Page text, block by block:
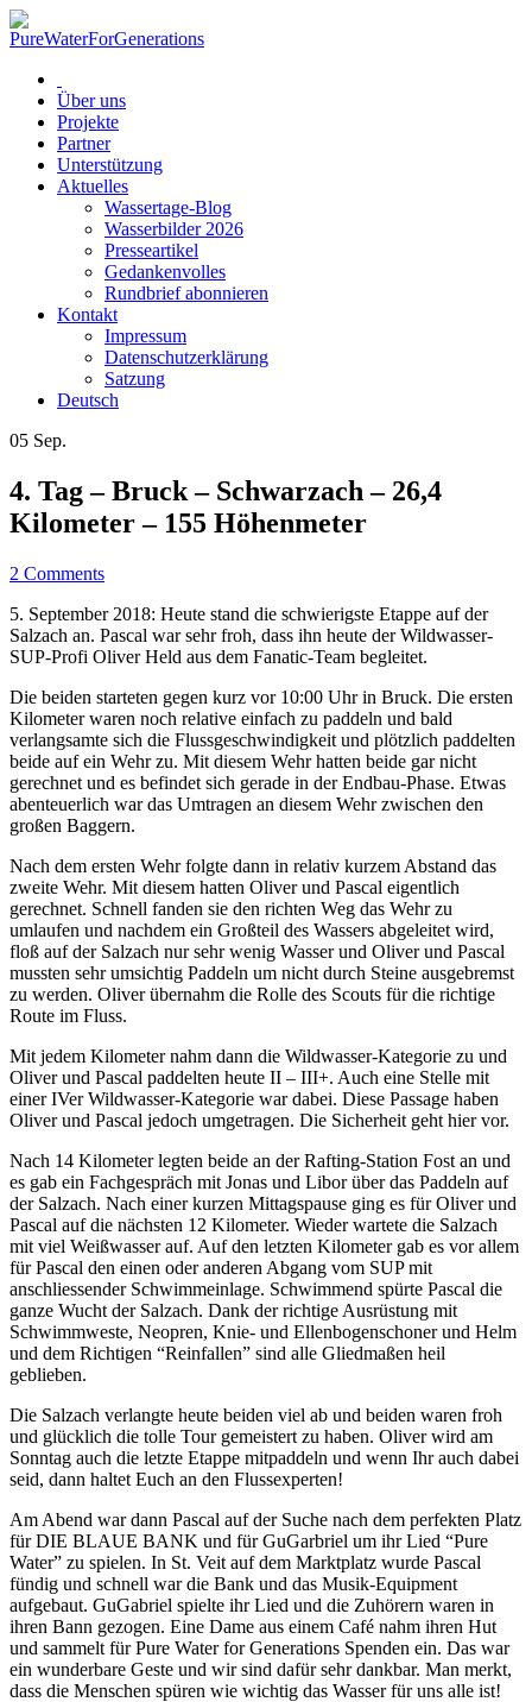
Über uns
Projekte
Partner
Unterstützung
Aktuelles
Wassertage-Blog
Wasserbilder 2026
Presseartikel
Gedankenvolles
Rundbrief abonnieren
Kontakt
Impressum
Datenschutzerklärung
Satzung
Deutsch
05 Sep.
4. Tag – Bruck – Schwarzach – 26,4
Kilometer – 155 Höhenmeter
2 Comments
5. September 2018: Heute stand die schwierigste Etappe auf der
Salzach an. Pascal war sehr froh, dass ihn heute der Wildwasser-
SUP-Profi Oliver Held aus dem Fanatic-Team begleitet.
Die beiden starteten gegen kurz vor 10:00 Uhr in Bruck. Die ersten
Kilometer waren noch relative einfach zu paddeln und bald
verlangsamte sich die Flussgeschwindigkeit und plötzlich paddelten
beide auf ein Wehr zu. Mit diesem Wehr hatten beide gar nicht
gerechnet und es befindet sich gerade in der Endbau-Phase. Etwas
abenteuerlich war das Umtragen an diesem Wehr zwischen den
großen Baggern.
Nach dem ersten Wehr folgte dann in relativ kurzem Abstand das
zweite Wehr. Mit diesem hatten Oliver und Pascal eigentlich
gerechnet. Schnell fanden sie den richten Weg das Wehr zu
umlaufen und nachdem ein Großteil des Wassers abgeleitet wird,
floß auf der Salzach nur sehr wenig Wasser und Oliver und Pascal
mussten sehr umsichtig Paddeln um nicht durch Steine ausgebremst
zu werden. Oliver übernahm die Rolle des Scouts für die richtige
Route im Fluss.
Mit jedem Kilometer nahm dann die Wildwasser-Kategorie zu und
Oliver und Pascal paddelten heute II – III+. Auch eine Stelle mit
einer IVer Wildwasser-Kategorie war dabei. Diese Passage haben
Oliver und Pascal jedoch umgetragen. Die Sicherheit geht hier vor.
Nach 14 Kilometer legten beide an der Rafting-Station Fost an und
es gab ein Fachgespräch mit Jonas und Libor über das Paddeln auf
der Salzach. Nach einer kurzen Mittagspause ging es für Oliver und
Pascal auf die nächsten 12 Kilometer. Wieder wartete die Salzach
mit viel Weißwasser auf. Auf den letzten Kilometer gab es vor allem
für Pascal den einen oder anderen Abgang vom SUP mit
anschliessender Schwimmeinlage. Schwimmend spürte Pascal die
ganze Wucht der Salzach. Dank der richtige Ausrüstung mit
Schwimmweste, Neopren, Knie- und Ellenbogenschoner und Helm
und dem Richtigen “Reinfallen” sind alle Gliedmaßen heil
geblieben.
Die Salzach verlangte heute beiden viel ab und beiden waren froh
und glücklich die tolle Tour gemeistert zu haben. Oliver wird am
Sonntag auch die letzte Etappe mitpaddeln und wenn Ihr auch dabei
seid, dann haltet Euch an den Flussexperten!
Am Abend war dann Pascal auf der Suche nach dem perfekten Platz
für DIE BLAUE BANK und für GuGarbriel um ihr Lied “Pure
Water” zu spielen. In St. Veit auf dem Marktplatz wurde Pascal
fündig und schnell war die Bank und das Musik-Equipment
aufgebaut. GuGabriel spielte ihr Lied und die Zuhörern waren in
ihren Bann gezogen. Eine Dame aus einem Café nahm ihren Hut
und sammelt für Pure Water for Generations Spenden ein. Das war
ein wunderbare Geste und wir sind dafür sehr dankbar. Man merkt,
dass die Menschen spüren wie wichtig das Wasser für uns alle ist!